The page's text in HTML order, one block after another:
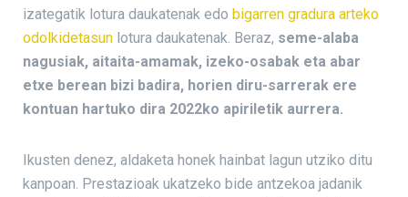
izategatik lotura daukatenak edo bigarren gradura arteko
odolkidetasun lotura daukatenak. Beraz, seme-alaba
nagusiak, aitaita-amamak, izeko-osabak eta abar
etxe berean bizi badira, horien diru-sarrerak ere
kontuan hartuko dira 2022ko apiriletik aurrera.
Ikusten denez, aldaketa honek hainbat lagun utziko ditu
kanpoan. Prestazioak ukatzeko bide antzekoa jadanik